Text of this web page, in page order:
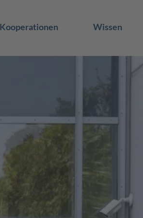
Kooperationen Wissen